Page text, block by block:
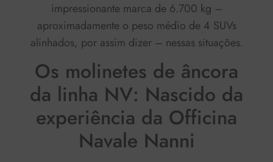
impressionante marca de 6.700 kg –
aproximadamente o peso médio de 4 SUVs
alinhados, por assim dizer – nessas situações.
Os molinetes de âncora
da linha NV: Nascido da
experiência da Officina
Navale Nanni